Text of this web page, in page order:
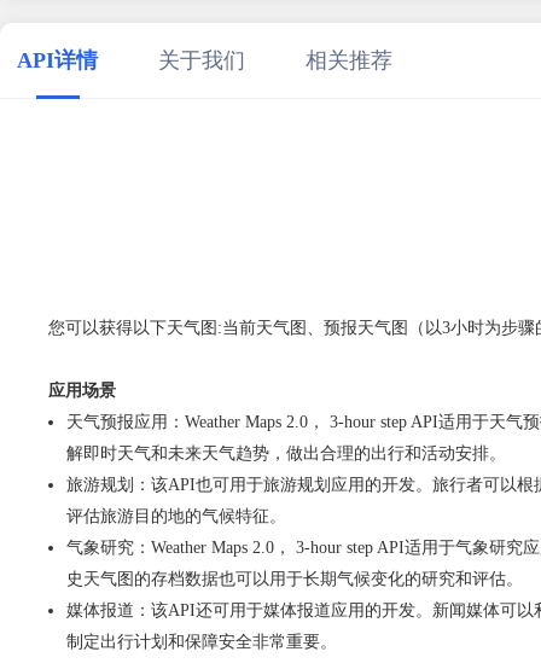
API详情 关于我们 相关推荐
您可以获得以下天气图:当前天气图、预报天气图（以3小时为步
应用场景
天气预报应用：Weather Maps 2.0， 3-hour step API适用于天
解即时天气和未来天气趋势，做出合理的出行和活动安排。
旅游规划：该API也可用于旅游规划应用的开发。旅行者可以
评估旅游目的地的气候特征。
气象研究：Weather Maps 2.0， 3-hour step API适用于气象研
史天气图的存档数据也可以用于长期气候变化的研究和评估。
媒体报道：该API还可用于媒体报道应用的开发。新闻媒体可
制定出行计划和保障安全非常重要。